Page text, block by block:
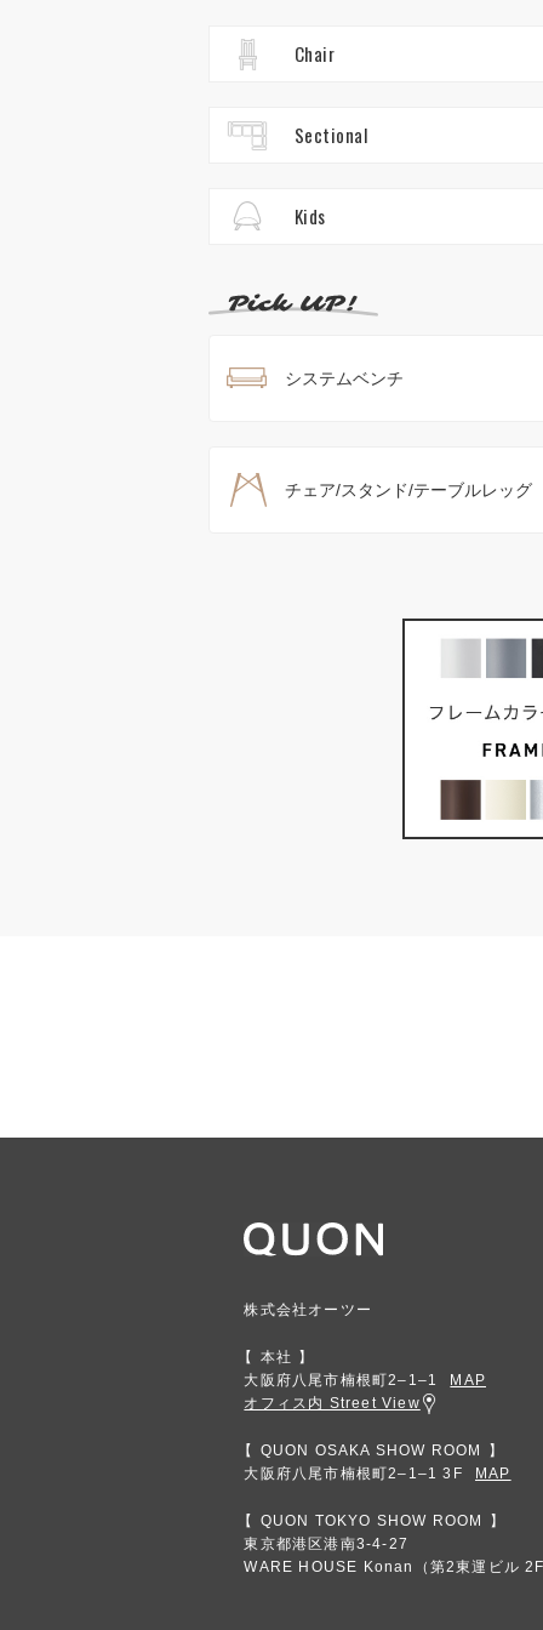
Chair
Sectional
Kids
システムベンチ
チェア/スタンド/テーブルレッグ
株式会社オーツー
本社
大阪府八尾市楠根町2‒1‒1
MAP
オフィス内 Street View
QUON OSAKA SHOW ROOM
大阪府八尾市楠根町2‒1‒1 3F
MAP
QUON TOKYO SHOW ROOM
東京都港区港南3-4-27
WARE HOUSE Konan（第2東運ビル